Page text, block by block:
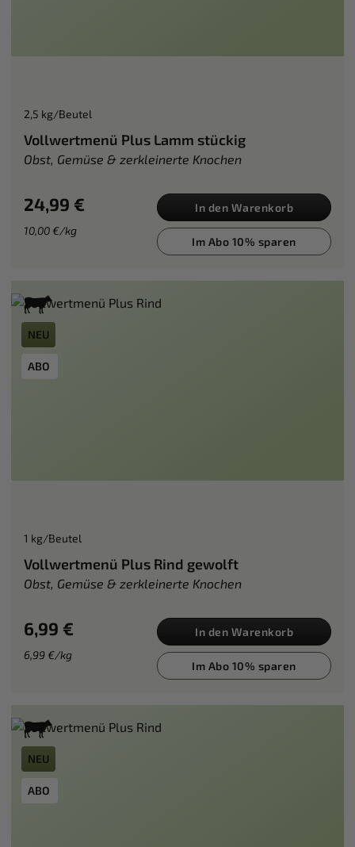
2,5 kg/Beutel
Vollwertmenü Plus Lamm stückig
Obst, Gemüse & zerkleinerte Knochen
24,99 €
10,00 €/kg
In den Warenkorb
Im Abo 10% sparen
ABO
NEU
1 kg/Beutel
Vollwertmenü Plus Rind gewolft
Obst, Gemüse & zerkleinerte Knochen
6,99 €
6,99 €/kg
In den Warenkorb
Im Abo 10% sparen
ABO
NEU